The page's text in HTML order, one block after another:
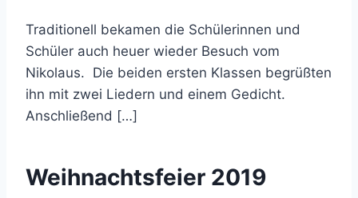
Traditionell bekamen die Schülerinnen und
Schüler auch heuer wieder Besuch vom
Nikolaus. Die beiden ersten Klassen begrüßten
ihn mit zwei Liedern und einem Gedicht.
Anschließend […]
Weihnachtsfeier 2019